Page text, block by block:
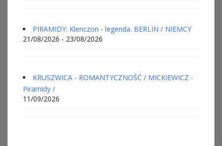
PIRAMIDY: Klenczon - legenda. BERLIN / NIEMCY
21/08/2026 - 23/08/2026
KRUSZWICA - ROMANTYCZNOŚĆ / MICKIEWICZ -
Piramidy /
11/09/2026